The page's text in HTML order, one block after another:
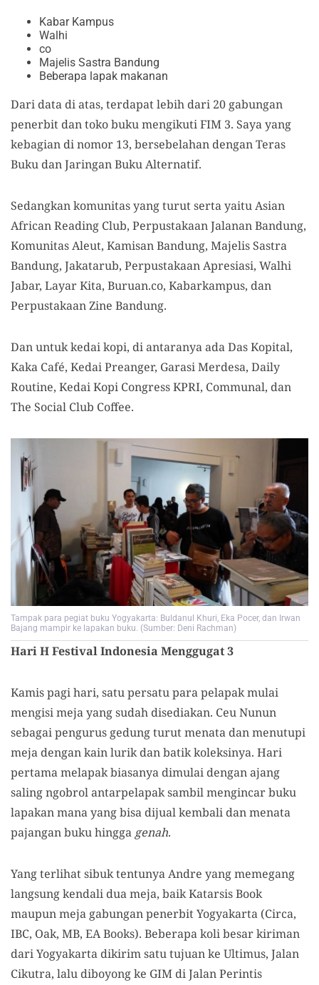
Kabar Kampus
Walhi
co
Majelis Sastra Bandung
Beberapa lapak makanan
Dari data di atas, terdapat lebih dari 20 gabungan
penerbit dan toko buku mengikuti FIM 3. Saya yang
kebagian di nomor 13, bersebelahan dengan Teras
Buku dan Jaringan Buku Alternatif.
Sedangkan komunitas yang turut serta yaitu Asian
African Reading Club, Perpustakaan Jalanan Bandung,
Komunitas Aleut, Kamisan Bandung, Majelis Sastra
Bandung, Jakatarub, Perpustakaan Apresiasi, Walhi
Jabar, Layar Kita, Buruan.co, Kabarkampus, dan
Perpustakaan Zine Bandung.
Dan untuk kedai kopi, di antaranya ada Das Kopital,
Kaka Café, Kedai Preanger, Garasi Merdesa, Daily
Routine, Kedai Kopi Congress KPRI, Communal, dan
The Social Club Coffee.
Tampak para pegiat buku Yogyakarta: Buldanul Khuri, Eka Pocer, dan Irwan
Bajang mampir ke lapakan buku. (Sumber: Deni Rachman)
Hari H Festival Indonesia Menggugat 3
Kamis pagi hari, satu persatu para pelapak mulai
mengisi meja yang sudah disediakan. Ceu Nunun
sebagai pengurus gedung turut menata dan menutupi
meja dengan kain lurik dan batik koleksinya. Hari
pertama melapak biasanya dimulai dengan ajang
saling ngobrol antarpelapak sambil mengincar buku
lapakan mana yang bisa dijual kembali dan menata
pajangan buku hingga genah.
Yang terlihat sibuk tentunya Andre yang memegang
langsung kendali dua meja, baik Katarsis Book
maupun meja gabungan penerbit Yogyakarta (Circa,
IBC, Oak, MB, EA Books). Beberapa koli besar kiriman
dari Yogyakarta dikirim satu tujuan ke Ultimus, Jalan
Cikutra, lalu diboyong ke GIM di Jalan Perintis